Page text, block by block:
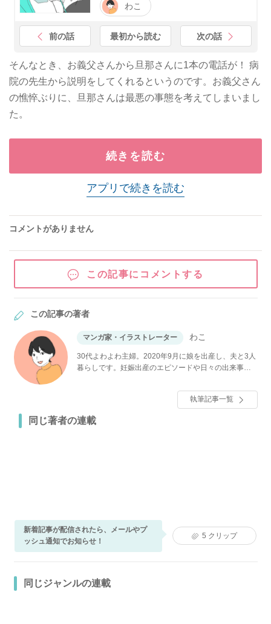
わこ
前の話 最初から読む 次の話
そんなとき、お義父さんから旦那さんに1本の電話が！ 病
院の先生から説明をしてくれるというのです。お義父さん
の憔悴ぶりに、旦那さんは最悪の事態を考えてしまいまし
た。
続きを読む
アプリで続きを読む
コメントがありません
この記事にコメントする
この記事の著者
マンガ家・イラストレーター わこ
30代よわよわ主婦。2020年9月に娘を出産し、夫と3人
暮らしです。妊娠出産のエピソードや日々の出来事を
執筆記事一覧
同じ著者の連載
新着記事が配信されたら、メールやプ
ッシュ通知でお知らせ！
5 クリップ
同じジャンルの連載